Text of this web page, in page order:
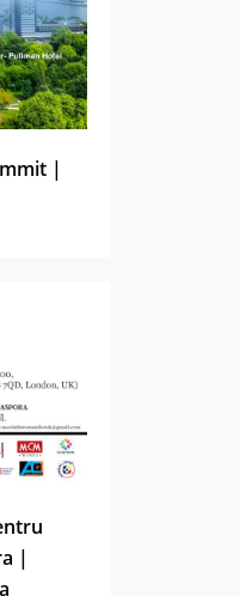
|
|